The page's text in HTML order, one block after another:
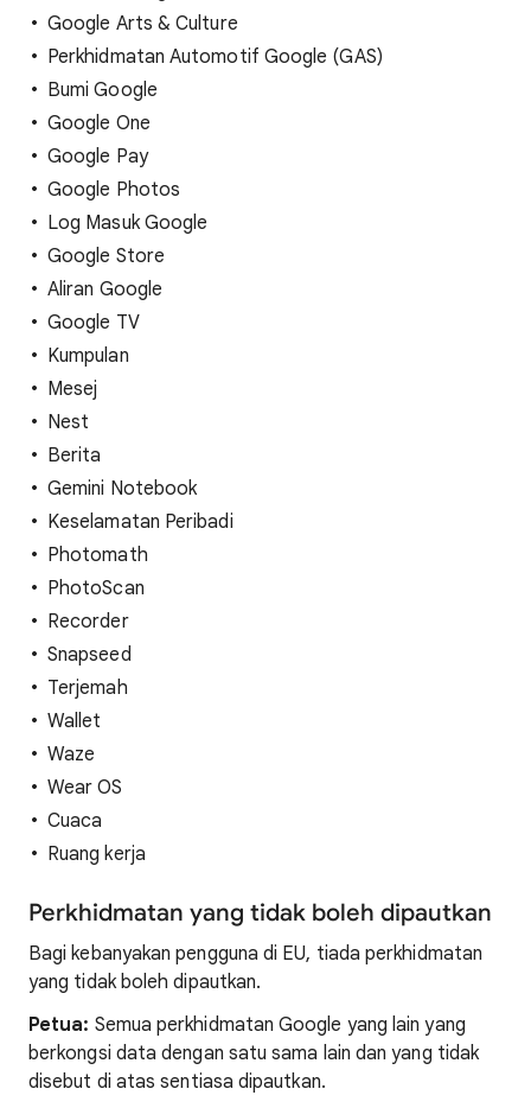
Google Arts & Culture
Perkhidmatan Automotif Google (GAS)
Bumi Google
Google One
Google Pay
Google Photos
Log Masuk Google
Google Store
Aliran Google
Google TV
Kumpulan
Mesej
Nest
Berita
Gemini Notebook
Keselamatan Peribadi
Photomath
PhotoScan
Recorder
Snapseed
Terjemah
Wallet
Waze
Wear OS
Cuaca
Ruang kerja
Perkhidmatan yang tidak boleh dipautkan
Bagi kebanyakan pengguna di EU, tiada perkhidmatan
yang tidak boleh dipautkan.
Petua: Semua perkhidmatan Google yang lain yang
berkongsi data dengan satu sama lain dan yang tidak
disebut di atas sentiasa dipautkan.